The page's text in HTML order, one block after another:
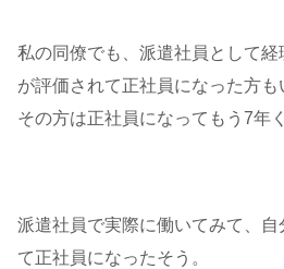
私の同僚でも、派遣社員として経
が評価されて正社員になった方も
その方は正社員になってもう7年
派遣社員で実際に働いてみて、
て正社員になったそう。